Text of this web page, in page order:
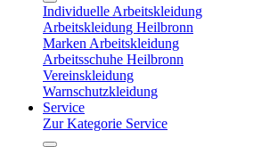
Individuelle Arbeitskleidung
Arbeitskleidung Heilbronn
Marken Arbeitskleidung
Arbeitsschuhe Heilbronn
Vereinskleidung
Warnschutzkleidung
Service
Zur Kategorie Service